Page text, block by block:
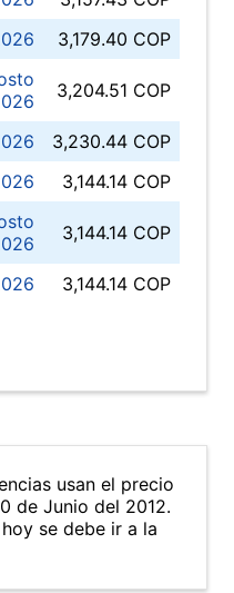
3,179.40 COP
3,204.51 COP
3,230.44 COP
3,144.14 COP
3,144.14 COP
3,144.14 COP
usan el precio
de Junio del 2012.
se debe ir a la